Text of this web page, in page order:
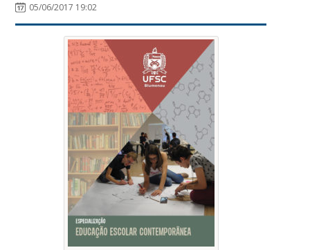
05/06/2017 19:02